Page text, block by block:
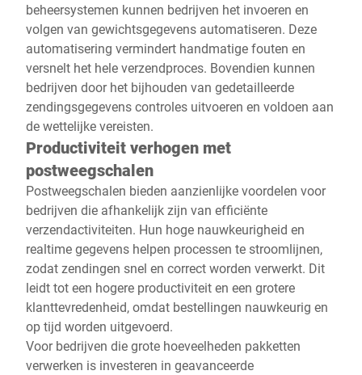
beheersystemen kunnen bedrijven het invoeren en
volgen van gewichtsgegevens automatiseren. Deze
automatisering vermindert handmatige fouten en
versnelt het hele verzendproces. Bovendien kunnen
bedrijven door het bijhouden van gedetailleerde
zendingsgegevens controles uitvoeren en voldoen aan
de wettelijke vereisten.
Productiviteit verhogen met
postweegschalen
Postweegschalen bieden aanzienlijke voordelen voor
bedrijven die afhankelijk zijn van efficiënte
verzendactiviteiten. Hun hoge nauwkeurigheid en
realtime gegevens helpen processen te stroomlijnen,
zodat zendingen snel en correct worden verwerkt. Dit
leidt tot een hogere productiviteit en een grotere
klanttevredenheid, omdat bestellingen nauwkeurig en
op tijd worden uitgevoerd.
Voor bedrijven die grote hoeveelheden pakketten
verwerken is investeren in geavanceerde